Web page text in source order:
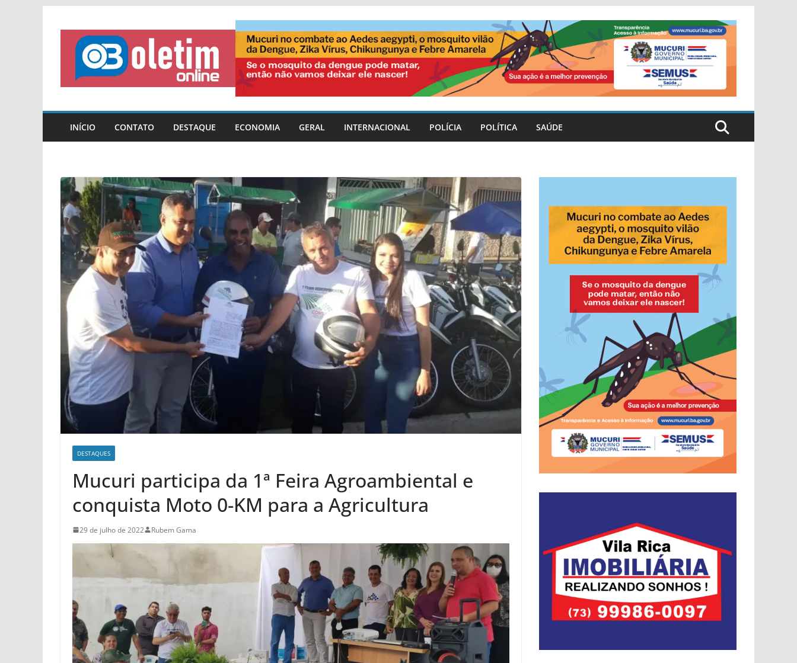
para
conteúdo
INÍCIO CONTATO DESTAQUE ECONOMIA GERAL INTERNACIONAL POLÍCIA POLÍTICA SAÚDE
DESTAQUES
Mucuri participa da 1ª Feira Agroambiental e
conquista Moto 0-KM para a Agricultura
29 de julho de 2022 Rubem Gama